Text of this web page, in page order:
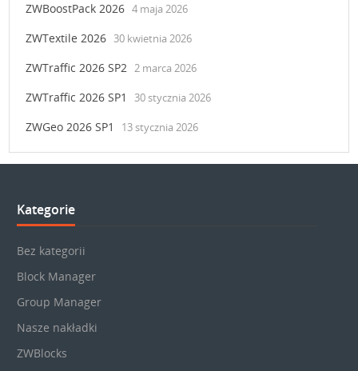
ZWBoostPack 2026 4 maja 2026
ZWTextile 2026 30 kwietnia 2026
ZWTraffic 2026 SP2 2 marca 2026
ZWTraffic 2026 SP1 30 stycznia 2026
ZWGeo 2026 SP1 13 stycznia 2026
Kategorie
Bez kategorii
Block Manager
Group Manager
Nasze nakładki
ZWBlocks